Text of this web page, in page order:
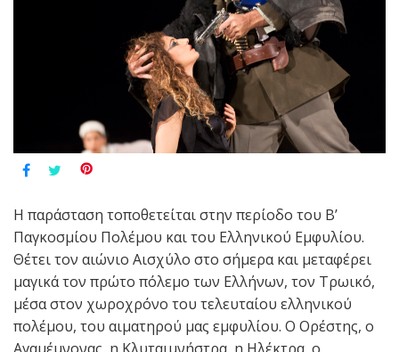
Η παράσταση τοποθετείται στην περίοδο του Β’
Παγκοσμίου Πολέμου και του Ελληνικού Εμφυλίου.
Θέτει τον αιώνιο Αισχύλο στο σήμερα και μεταφέρει
μαγικά τον πρώτο πόλεμο των Ελλήνων, τον Τρωικό,
μέσα στον χωροχρόνο του τελευταίου ελληνικού
πολέμου, του αιματηρού μας εμφυλίου. Ο Ορέστης, ο